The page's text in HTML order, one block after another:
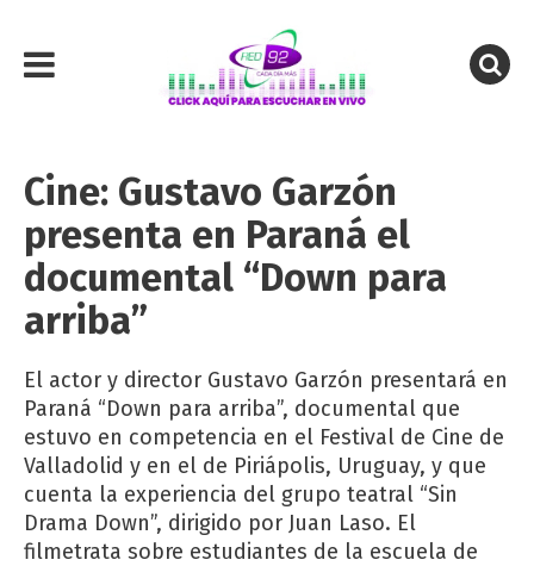
Cine: Gustavo Garzón
presenta en Paraná el
documental “Down para
arriba”
El actor y director Gustavo Garzón presentará en
Paraná “Down para arriba”, documental que
estuvo en competencia en el Festival de Cine de
Valladolid y en el de Piriápolis, Uruguay, y que
cuenta la experiencia del grupo teatral “Sin
Drama Down”, dirigido por Juan Laso. El
filmetrata sobre estudiantes de la escuela de